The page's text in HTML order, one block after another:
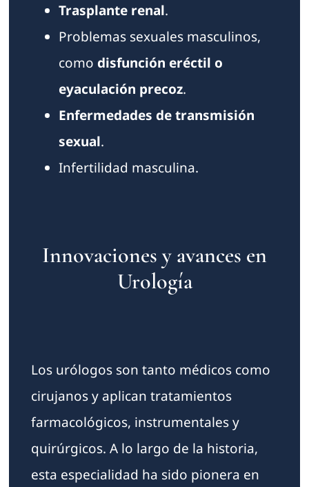
Trasplante renal.
Problemas sexuales masculinos,
como disfunción eréctil o
eyaculación precoz.
Enfermedades de transmisión
sexual.
Infertilidad masculina.
Innovaciones y avances en
Urología
Los urólogos son tanto médicos como
cirujanos y aplican tratamientos
farmacológicos, instrumentales y
quirúrgicos. A lo largo de la historia,
esta especialidad ha sido pionera en